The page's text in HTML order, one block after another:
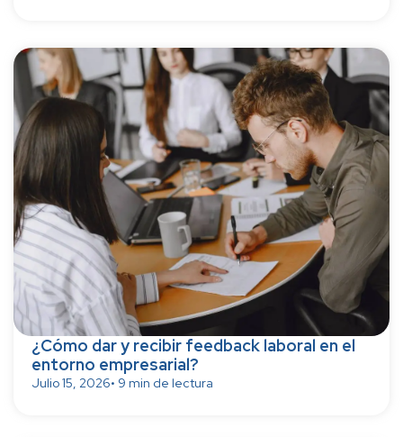
¿Cómo dar y recibir feedback laboral en el
entorno empresarial?
Julio 15, 2026• 9 min de lectura